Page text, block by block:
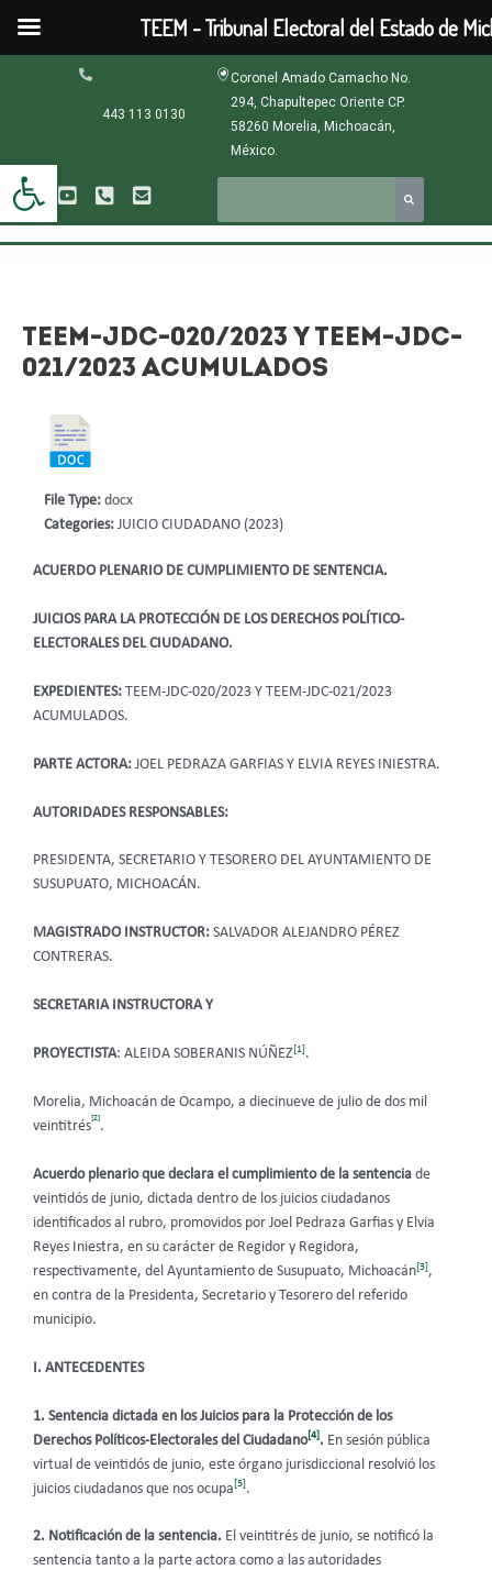
Abrir barra de herramientas
contenido
443 113 0130
Coronel Amado Camacho No.
294, Chapultepec Oriente CP.
58260 Morelia, Michoacán,
México.
TEEM-JDC-020/2023 Y TEEM-JDC-
021/2023 ACUMULADOS
ACUERDO PLENARIO DE CUMPLIMIENTO DE SENTENCIA.
JUICIOS PARA LA PROTECCIÓN DE LOS DERECHOS POLÍTICO-
ELECTORALES DEL CIUDADANO.
EXPEDIENTES: TEEM-JDC-020/2023 Y TEEM-JDC-021/2023
ACUMULADOS.
PARTE ACTORA: JOEL PEDRAZA GARFIAS Y ELVIA REYES INIESTRA.
AUTORIDADES RESPONSABLES:
PRESIDENTA, SECRETARIO Y TESORERO DEL AYUNTAMIENTO DE
SUSUPUATO, MICHOACÁN.
MAGISTRADO INSTRUCTOR: SALVADOR ALEJANDRO PÉREZ
CONTRERAS.
SECRETARIA INSTRUCTORA Y
PROYECTISTA: ALEIDA SOBERANIS NÚÑEZ[1].
Morelia, Michoacán de Ocampo, a diecinueve de julio de dos mil
veintitrés
[2]
.
Acuerdo plenario que declara el cumplimiento de la sentencia de
veintidós de junio, dictada dentro de los juicios ciudadanos
identificados al rubro, promovidos por Joel Pedraza Garfias y Elvia
Reyes Iniestra, en su carácter de Regidor y Regidora,
respectivamente, del Ayuntamiento de Susupuato, Michoacán[3],
en contra de la Presidenta, Secretario y Tesorero del referido
municipio.
I. ANTECEDENTES
1. Sentencia dictada en los Juicios para la Protección de los
Derechos Políticos-Electorales del Ciudadano[4]. En sesión pública
virtual de veintidós de junio, este órgano jurisdiccional resolvió los
juicios ciudadanos que nos ocupa [5] .
2. Notificación de la sentencia. El veintitrés de junio, se notificó la
sentencia tanto a la parte actora como a las autoridades
File Type: docx
Categories: JUICIO CIUDADANO (2023)
TEEM - Tribunal Electoral del Estado de